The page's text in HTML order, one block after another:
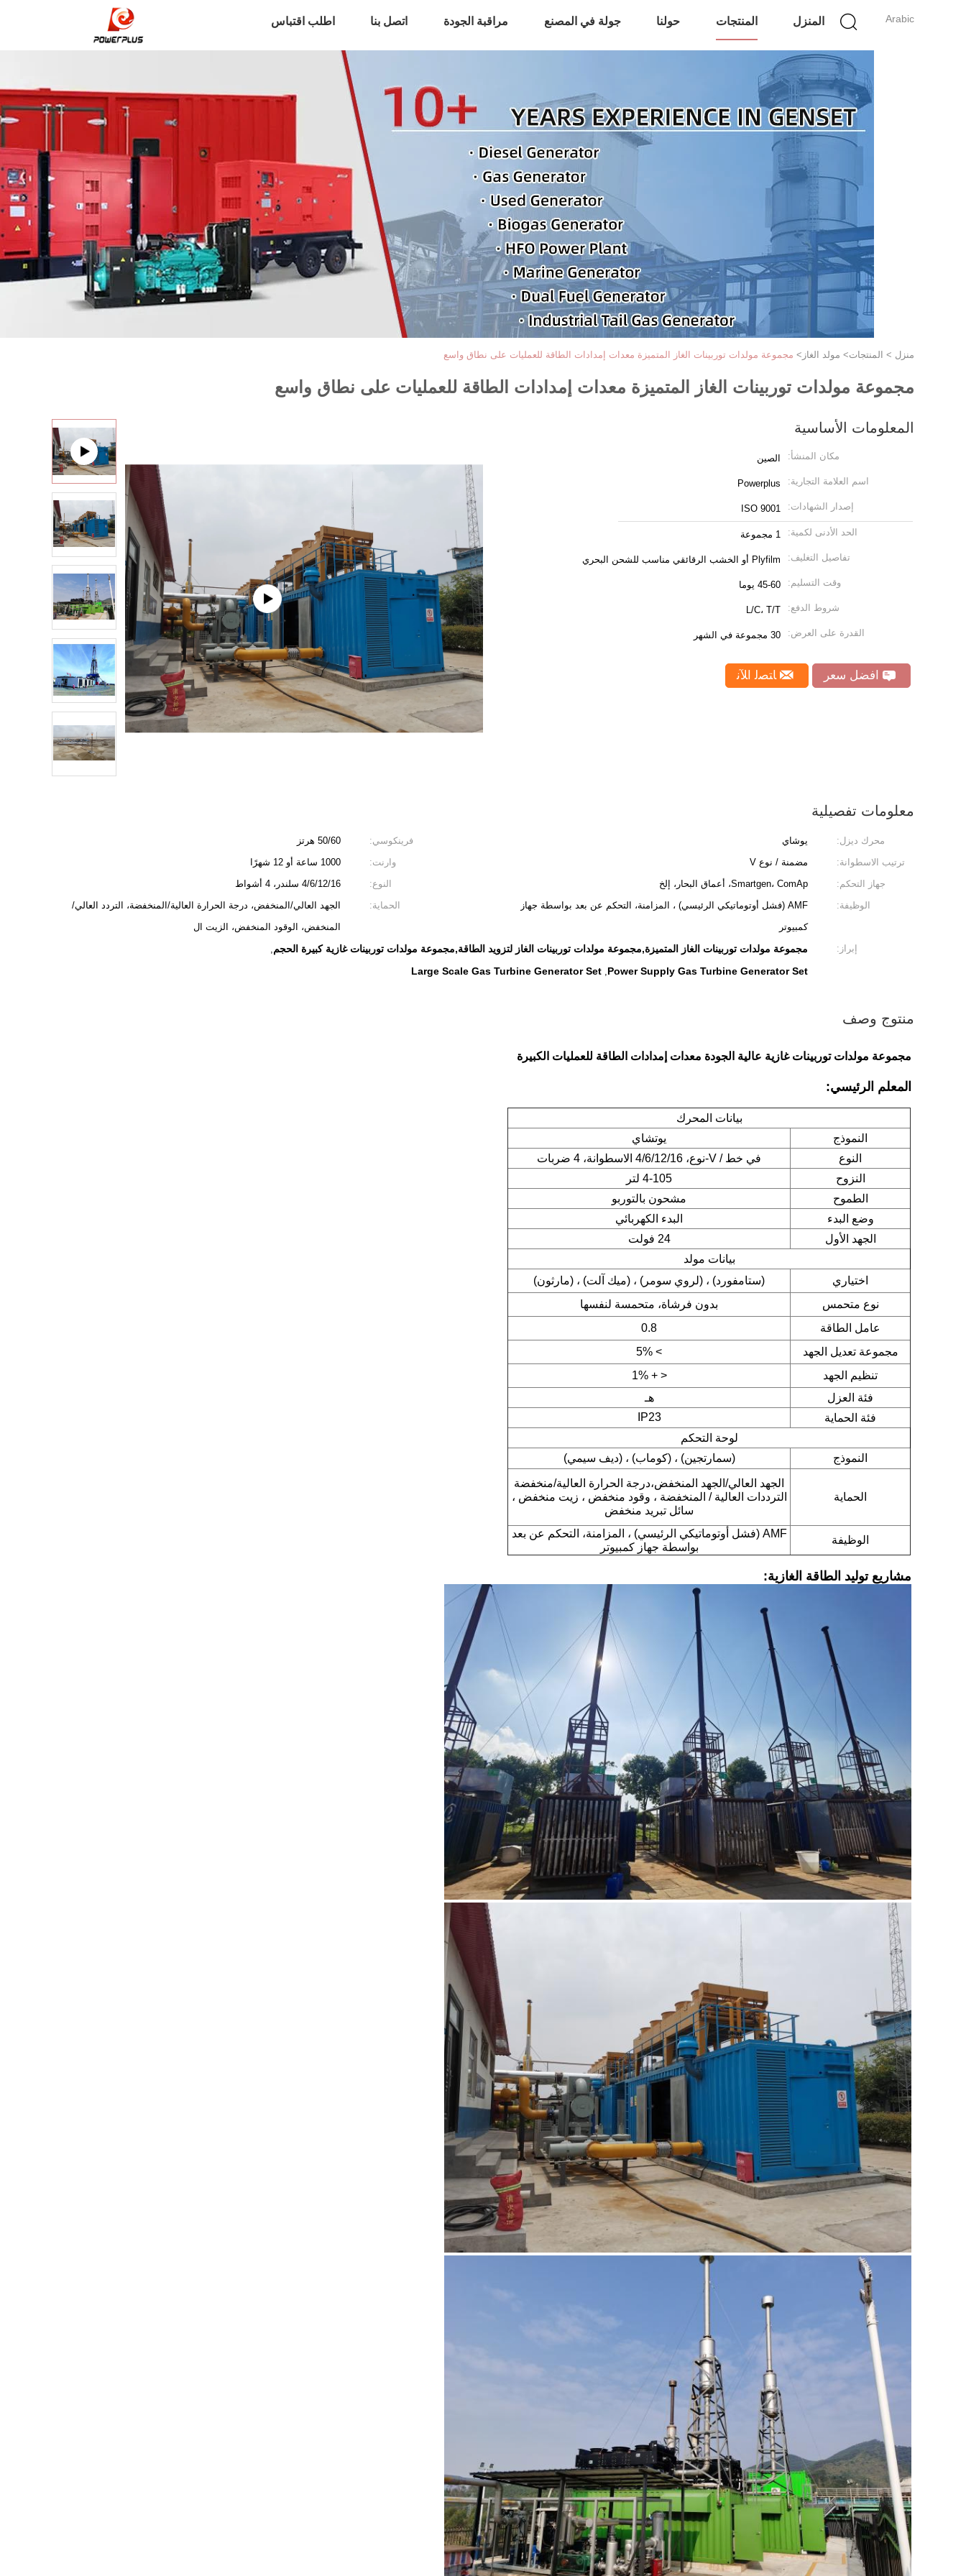
Arabic المنزل المنتجات حولنا جولة في المصنع مراقبة الجودة اتصل بنا اطلب اقتباس
منزل > المنتجات> مولد الغاز > مجموعة مولدات توربينات الغاز المتميزة معدات إمدادات الطاقة للعمليات على نطاق واسع
مجموعة مولدات توربينات الغاز المتميزة معدات إمدادات الطاقة للعمليات على نطاق واسع
المعلومات الأساسية
مكان المنشأ: الصين
اسم العلامة التجارية: Powerplus
إصدار الشهادات: ISO 9001
الحد الأدنى لكمية: 1 مجموعة
تفاصيل التغليف: Plyfilm أو الخشب الرقائقي مناسب للشحن البحري
وقت التسليم: 45-60 يوما
شروط الدفع: L/C، T/T
القدرة على العرض: 30 مجموعة في الشهر
افضل سعر ﺎﺘﺼﻟ ﺍﻶﻧ
معلومات تفصيلية
محرك ديزل: يوشاي فرينكوسي:
50/60 هرتز
ترتيب الاسطوانة:
مضمنة / نوع V وارنت:
1000 ساعة أو 12 شهرًا
جهاز التحكم:
Smartgen، ComAp، أعماق البحار، إلخ النوع:
4/6/12/16 سلندر، 4 أشواط
الوظيفة:
AMF (فشل أوتوماتيكي الرئيسي) ، المزامنة، التحكم عن بعد بواسطة جهاز
كمبيوتر
الحماية:
الجهد العالي/المنخفض، درجة الحرارة العالية/المنخفضة، التردد العالي/
المنخفض، الوقود المنخفض، الزيت ال
إبراز:
مجموعة مولدات توربينات الغاز المتميزة,مجموعة مولدات توربينات الغاز لتزويد الطاقة,مجموعة مولدات توربينات غازية كبيرة الحجم,
Power Supply Gas Turbine Generator Set
,
Large Scale Gas Turbine Generator Set
منتوج وصف
مجموعة مولدات توربينات غازية عالية الجودة معدات إمدادات الطاقة للعمليات الكبيرة
المعلم الرئيسي:
بيانات المحرك
النموذج
يوتشاي
النوع
في خط / V-نوع، 4/6/12/16 الاسطوانة، 4 ضربات
النزوح
4-105 لتر
الطموح
مشحون بالتوربو
وضع البدء
البدء الكهربائي
الجهد الأول
24 فولت
بيانات مولد
اختياري
(ستامفورد) ، (لروي سومر) ، (ميك آلت) ، (مارثون)
نوع متحمس
بدون فرشاة، متحمسة لنفسها
عامل الطاقة
0.8
مجموعة تعديل الجهد
> 5%
تنظيم الجهد
< + 1%
فئة العزل
هـ
فئة الحماية
IP23
لوحة التحكم
النموذج
(سمارتجين) ، (كوماب) ، (ديف سيمي)
الحماية
الجهد العالي/الجهد المنخفض،درجة الحرارة العالية/منخفضة
الترددات العالية / المنخفضة ، وقود منخفض ، زيت منخفض ،
سائل تبريد منخفض
الوظيفة
AMF (فشل أوتوماتيكي الرئيسي) ، المزامنة، التحكم عن بعد
بواسطة جهاز كمبيوتر
مشاريع توليد الطاقة الغازية:
Good day, what product are you looking